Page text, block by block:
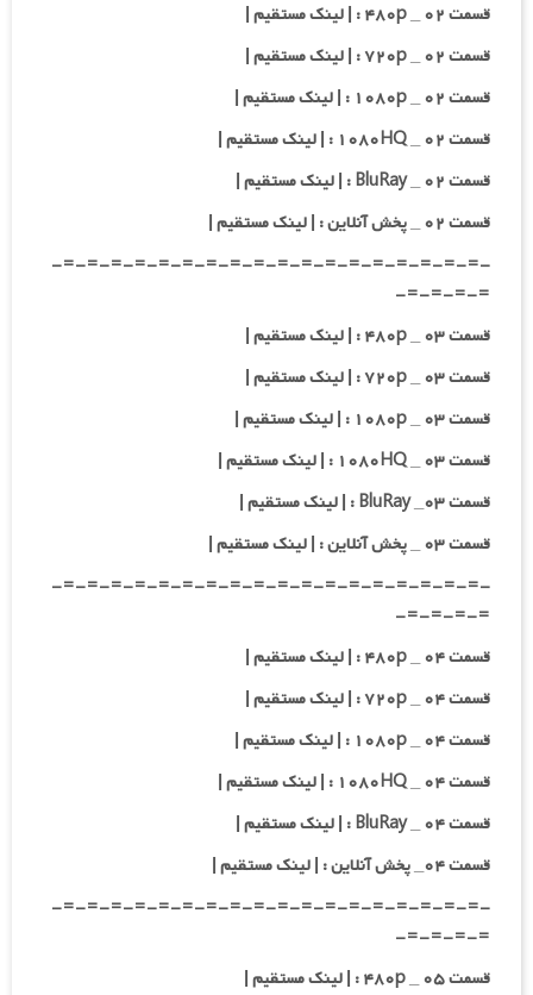
قسمت ۰۲ _ ۴۸۰p : | لینک مستقیم |
قسمت ۰۲ _ ۷۲۰p : | لینک مستقیم |
قسمت ۰۲ _ ۱۰۸۰p : | لینک مستقیم |
قسمت ۰۲ _ ۱۰۸۰HQ : | لینک مستقیم |
قسمت ۰۲ _ BluRay : | لینک مستقیم |
قسمت ۰۲ _ پخش آنلاین : | لینک مستقیم |
-=-=-=-=-=-=-=-=-=-=-=-=-=-=-=-=-=-=-
=-=-=-=-
قسمت ۰۳ _ ۴۸۰p : | لینک مستقیم |
قسمت ۰۳ _ ۷۲۰p : | لینک مستقیم |
قسمت ۰۳ _ ۱۰۸۰p : | لینک مستقیم |
قسمت ۰۳ _ ۱۰۸۰HQ : | لینک مستقیم |
قسمت ۰۳_ BluRay : | لینک مستقیم |
قسمت ۰۳ _ پخش آنلاین : | لینک مستقیم |
-=-=-=-=-=-=-=-=-=-=-=-=-=-=-=-=-=-=-
=-=-=-=-
قسمت ۰۴ _ ۴۸۰p : | لینک مستقیم |
قسمت ۰۴ _ ۷۲۰p : | لینک مستقیم |
قسمت ۰۴ _ ۱۰۸۰p : | لینک مستقیم |
قسمت ۰۴ _ ۱۰۸۰HQ : | لینک مستقیم |
قسمت ۰۴ _ BluRay : | لینک مستقیم |
قسمت ۰۴_ پخش آنلاین : | لینک مستقیم |
-=-=-=-=-=-=-=-=-=-=-=-=-=-=-=-=-=-=-
=-=-=-=-
قسمت ۰۵ _ ۴۸۰p : | لینک مستقیم |